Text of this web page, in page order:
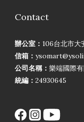
Contact
辦公室： 106台北市大
信箱：
公司名稱： 樂端國際
統編： 24930645